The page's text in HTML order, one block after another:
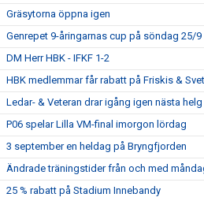
Gräsytorna öppna igen
Genrepet 9-åringarnas cup på söndag 25/9
DM Herr HBK - IFKF 1-2
HBK medlemmar får rabatt på Friskis &
Ledar- & Veteran drar igång igen nästa helg
P06 spelar Lilla VM-final imorgon lördag
3 september en heldag på Bryngfjorden
Ändrade träningstider från och med
25 % rabatt på Stadium Innebandy